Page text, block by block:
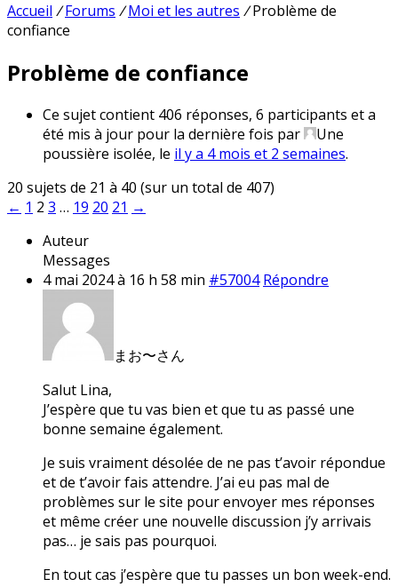
Accueil / Forums / Moi et les autres / Problème de
confiance
Problème de confiance
Ce sujet contient 406 réponses, 6 participants et a
été mis à jour pour la dernière fois par
Une
poussière isolée, le il y a 4 mois et 2 semaines.
20 sujets de 21 à 40 (sur un total de 407)
← 1 2 3 … 19 20 21 →
Auteur
Messages
4 mai 2024 à 16 h 58 min #57004 Répondre
まお〜さん
Salut Lina,
J’espère que tu vas bien et que tu as passé une
bonne semaine également.
Je suis vraiment désolée de ne pas t’avoir répondue
et de t’avoir fais attendre. J’ai eu pas mal de
problèmes sur le site pour envoyer mes réponses
et même créer une nouvelle discussion j’y arrivais
pas… je sais pas pourquoi.
En tout cas j’espère que tu passes un bon week-end.